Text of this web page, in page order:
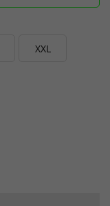
XXL